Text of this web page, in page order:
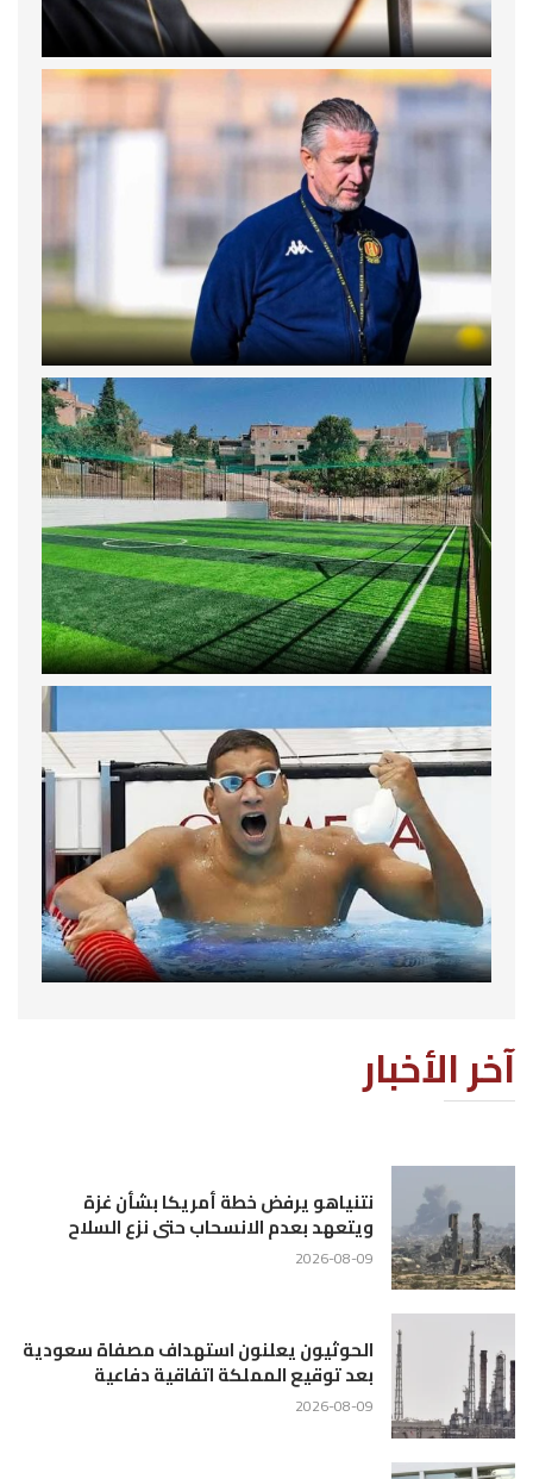
آخر الأخبار
نتنياهو يرفض خطة أمريكا بشأن غزة
ويتعهد بعدم الانسحاب حتى نزع السلاح
2026-08-09
الحوثيون يعلنون استهداف مصفاة سعودية
بعد توقيع المملكة اتفاقية دفاعية
2026-08-09